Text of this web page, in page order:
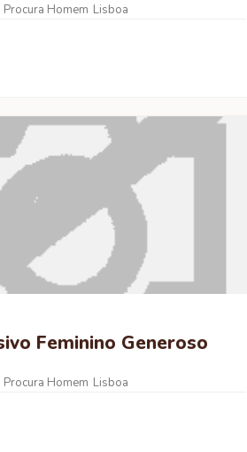
Procura Homem Lisboa
Feminino Generoso
Procura Homem Lisboa